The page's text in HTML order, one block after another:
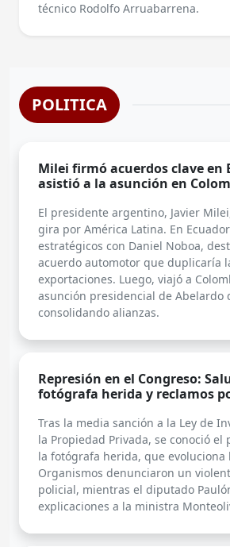
técnico Rodolfo Arruabarrena.
POLITICA
Milei firmó acuerdos clave en
asistió a la asunción en
El presidente argentino, Javier
gira por América Latina. En
estratégicos con Daniel Noboa,
acuerdo automotor que duplicaría
exportaciones. Luego, viajó a
asunción presidencial de Abelardo
consolidando alianzas.
Represión en el Congreso:
fotógrafa herida y reclamos
Tras la media sanción a la Ley de
la Propiedad Privada, se conoció el
la fotógrafa herida, que evoluciona
Organismos denunciaron un
policial, mientras el diputado
explicaciones a la ministra